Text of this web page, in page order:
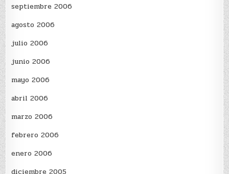
septiembre 2006
agosto 2006
julio 2006
junio 2006
mayo 2006
abril 2006
marzo 2006
febrero 2006
enero 2006
diciembre 2005